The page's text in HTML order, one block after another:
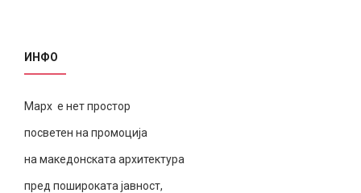
ИНФО
Марх е нет простор
посветен на промоција
на македонската архитектура
пред пошироката јавност,